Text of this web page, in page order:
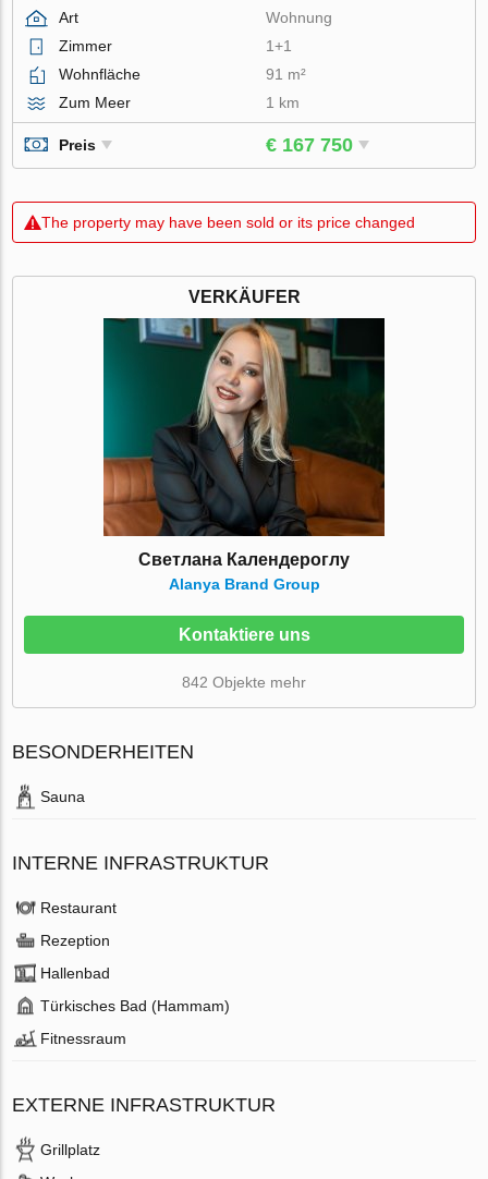
Art
Wohnung
Zimmer
1+1
Wohnfläche
91 m²
Zum Meer
1 km
Preis € 167 750
The property may have been sold or its price changed
VERKÄUFER
Светлана Календероглу
Alanya Brand Group
Kontaktiere uns
842 Objekte mehr
BESONDERHEITEN
Sauna
INTERNE INFRASTRUKTUR
Restaurant
Rezeption
Hallenbad
Türkisches Bad (Hammam)
Fitnessraum
EXTERNE INFRASTRUKTUR
Grillplatz